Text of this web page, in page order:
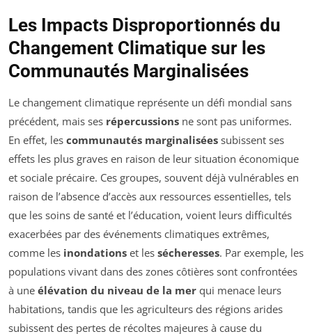
Les Impacts Disproportionnés du
Changement Climatique sur les
Communautés Marginalisées
Le changement climatique représente un défi mondial sans
précédent, mais ses répercussions ne sont pas uniformes.
En effet, les communautés marginalisées subissent ses
effets les plus graves en raison de leur situation économique
et sociale précaire. Ces groupes, souvent déjà vulnérables en
raison de l’absence d’accès aux ressources essentielles, tels
que les soins de santé et l’éducation, voient leurs difficultés
exacerbées par des événements climatiques extrêmes,
comme les inondations et les sécheresses. Par exemple, les
populations vivant dans des zones côtières sont confrontées
à une élévation du niveau de la mer qui menace leurs
habitations, tandis que les agriculteurs des régions arides
subissent des pertes de récoltes majeures à cause du